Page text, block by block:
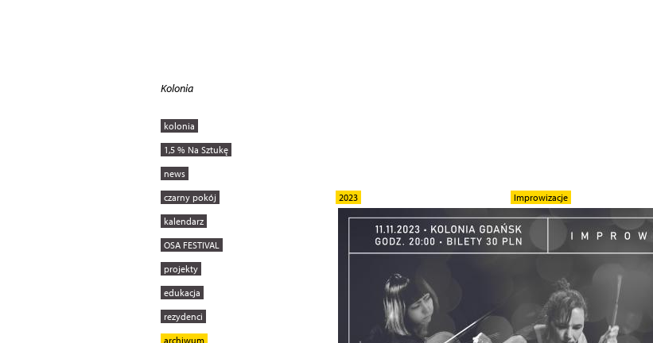
Kolonia
kolonia
1,5 % Na Sztukę
news
czarny pokój
kalendarz
OSA FESTIVAL
projekty
edukacja
rezydenci
archiwum
2023 Improwizacje